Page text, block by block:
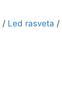
/ Led rasveta /